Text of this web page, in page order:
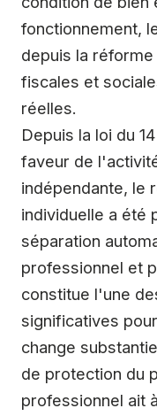
fonctionnement,
depuis la
fiscales et
réelles.
Depuis la loi du
faveur de
indépendante, le
individuelle a été
séparation
professionnel et
constitue l'une
significatives
change
de protection du
professionnel ait